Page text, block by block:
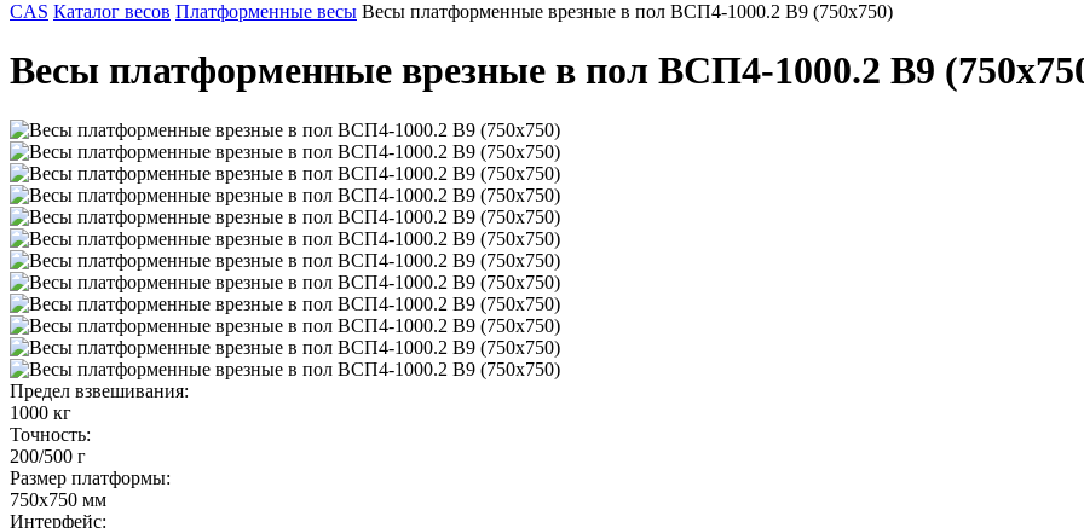
CAS Каталог весов Платформенные весы Весы платформенные врезные в пол ВСП4-1000.2 В9 (750х750)
Весы платформенные врезные в пол ВСП4-1000.2 В9
Предел взвешивания:
1000 кг
Точность:
200/500 г
Размер платформы:
750x750 мм
Интерфейс: